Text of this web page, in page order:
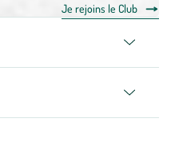
Je rejoins le Club